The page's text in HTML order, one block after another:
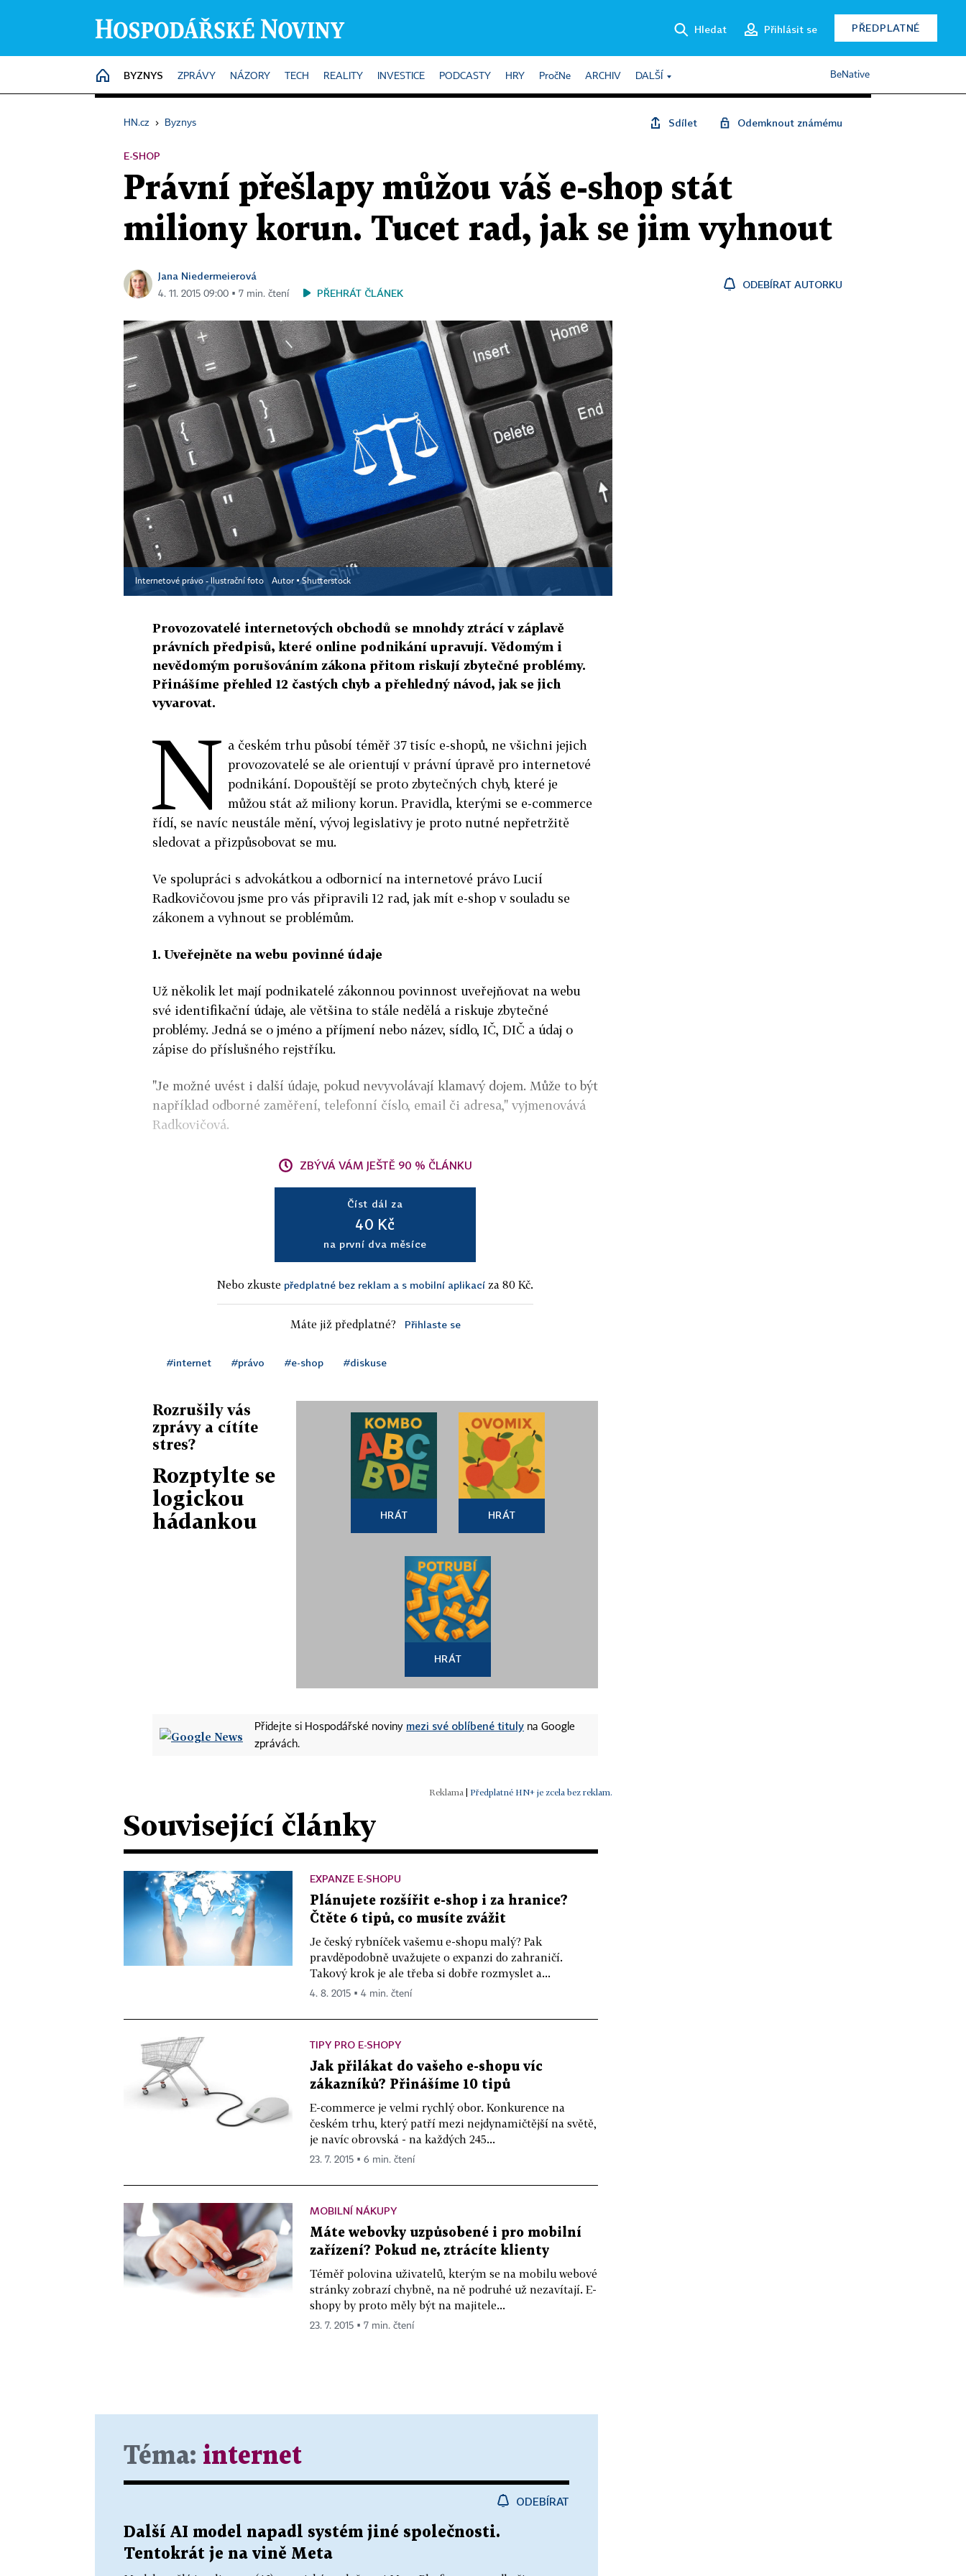
Hledat Přihlásit se PŘEDPLATNÉ
HOME
BYZNYS ZPRÁVY NÁZORY TECH REALITY INVESTICE PODCASTY HRY PročNe ARCHIV DALŠÍ BeNative
HN.cz › Byznys Sdílet Odemknout známému
E-SHOP
Právní přešlapy můžou váš e-shop stát
miliony korun. Tucet rad, jak se jim vyhnout
Jana Niedermeierová
4. 11. 2015 09:00 ▪ 7 min. čtení PŘEHRÁT ČLÁNEK
ODEBÍRAT AUTORKU
Internetové právo - Ilustrační foto Autor ▪Shutterstock
Provozovatelé internetových obchodů se mnohdy ztrácí v záplavě
právních předpisů, které online podnikání upravují. Vědomým i
nevědomým porušováním zákona přitom riskují zbytečné problémy.
Přinášíme přehled 12 častých chyb a přehledný návod, jak se jich
vyvarovat.
N a českém trhu působí téměř 37 tisíc e-shopů, ne všichni jejich
provozovatelé se ale orientují v právní úpravě pro internetové
podnikání. Dopouštějí se proto zbytečných chyb, které je
můžou stát až miliony korun. Pravidla, kterými se e-commerce
řídí, se navíc neustále mění, vývoj legislativy je proto nutné nepřetržitě
sledovat a přizpůsobovat se mu.
Ve spolupráci s advokátkou a odbornicí na internetové právo Lucií
Radkovičovou jsme pro vás připravili 12 rad, jak mít e-shop v souladu se
zákonem a vyhnout se problémům.
1. Uveřejněte na webu povinné údaje
Už několik let mají podnikatelé zákonnou povinnost uveřejňovat na webu
své identifikační údaje, ale většina to stále nedělá a riskuje zbytečné
problémy. Jedná se o jméno a příjmení nebo název, sídlo, IČ, DIČ a údaj o
zápise do příslušného rejstříku.
"Je možné uvést i další údaje, pokud nevyvolávají klamavý dojem. Může to být
například odborné zaměření, telefonní číslo, email či adresa," vyjmenovává
Radkovičová.
ZBÝVÁ VÁM JEŠTĚ 90 % ČLÁNKU
Číst dál za
40 Kč
na první dva měsíce
Nebo zkuste předplatné bez reklam a s mobilní aplikací za 80 Kč.
Máte již předplatné? Přihlaste se
#internet #právo #e-shop #diskuse
Rozrušily vás
zprávy a cítíte
stres?
Rozptylte se
logickou
hádankou
HRÁT HRÁT
HRÁT
Přidejte si Hospodářské noviny mezi své oblíbené tituly na Google
zprávách.
| Předplatné HN+ je zcela bez reklam.
Související články
EXPANZE E-SHOPU
Plánujete rozšířit e-shop i za hranice?
Čtěte 6 tipů, co musíte zvážit
Je český rybníček vašemu e-shopu malý? Pak
pravděpodobně uvažujete o expanzi do zahraničí.
Takový krok je ale třeba si dobře rozmyslet a...
4. 8. 2015 ▪ 4 min. čtení
TIPY PRO E-SHOPY
Jak přilákat do vašeho e-shopu víc
zákazníků? Přinášíme 10 tipů
E-commerce je velmi rychlý obor. Konkurence na
českém trhu, který patří mezi nejdynamičtější na světě,
je navíc obrovská - na každých 245...
23. 7. 2015 ▪ 6 min. čtení
MOBILNÍ NÁKUPY
Máte webovky uzpůsobené i pro mobilní
zařízení? Pokud ne, ztrácíte klienty
Téměř polovina uživatelů, kterým se na mobilu webové
stránky zobrazí chybně, na ně podruhé už nezavítají. E-
shopy by proto měly být na majitele...
23. 7. 2015 ▪ 7 min. čtení
Téma: internet
ODEBÍRAT
Další AI model napadl systém jiné společnosti.
Tentokrát je na vině Meta